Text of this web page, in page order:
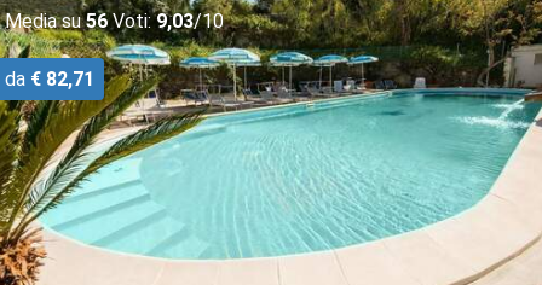
Media su56Voti: 9,03/10
da € 82,71